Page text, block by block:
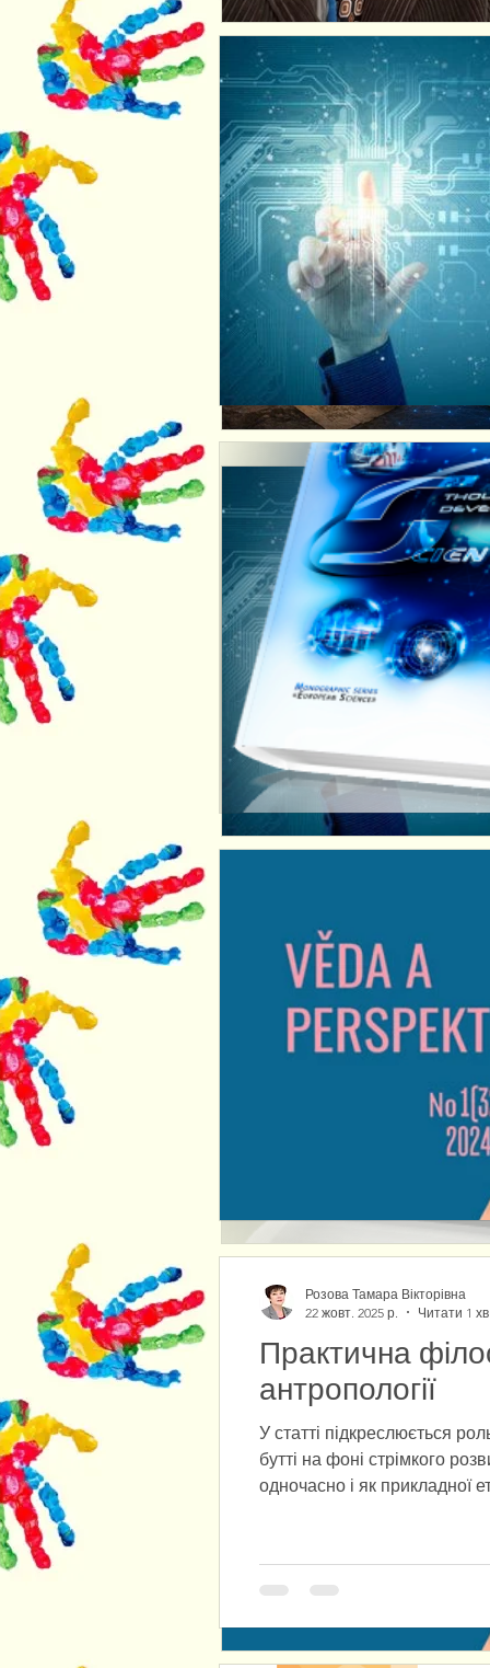
Практична
антропології
У статті підкреслюється
бутті на фоні стрімкого
одночасно і як прикладної
Розова Тамара Вікторівна
22 жовт. 2025 р.
Читати 1 хв